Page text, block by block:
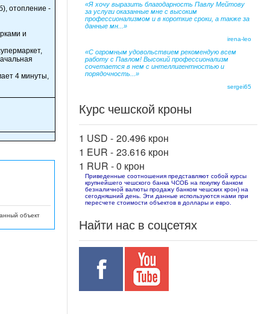
отопление -
и
4 минуты,
объект
«Я хочу выразить благодарность Павлу Мейтову
за услуги оказанные мне с высоким
профессионализмом и в короткие сроки, а также за
данные мн...»
irena-leo
«С огромным удовольствием рекомендую всем
работу с Павлом! Высокий профессионализм
сочетается в нем с интеллигентностью и
порядочность...»
sergei65
Курс чешской кроны
1 USD - 20.496 крон
1 EUR - 23.616 крон
1 RUR -0 крон
Приведенные соотношения представляют собой курсы
крупнейшего чешского банка ЧСОБ на покупку банком
безналичной валюты продажу банком чешских крон) на
сегодняшний день. Эти данные используются нами при
пересчете стоимости объектов в доллары и евро.
Найти нас в соцсетях